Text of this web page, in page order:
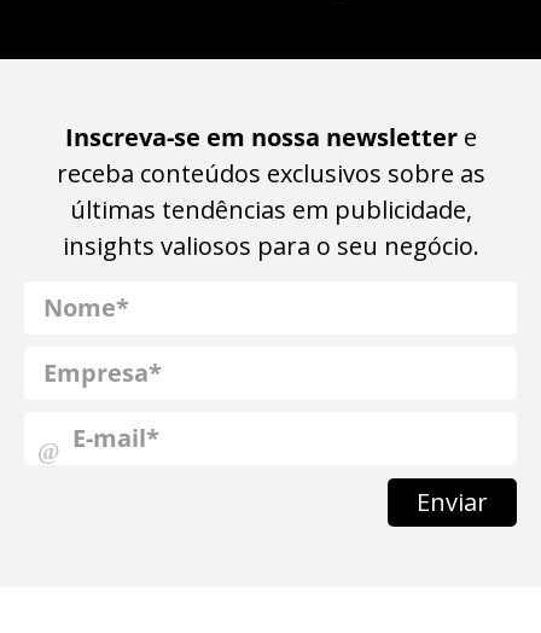
Inscreva-se em nossa newslettere
receba conteúdos exclusivos sobre as
últimas tendências em publicidade,
insights valiosos para o seu negócio.
Enviar